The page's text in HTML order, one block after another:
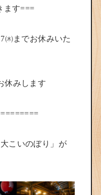
ます===
㈭までお休みいた
休みします
こいのぼり」が